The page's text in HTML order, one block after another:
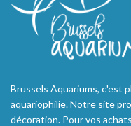
Brussels Aquariums, c'est
aquariophilie. Notre site
décoration. Pour vos